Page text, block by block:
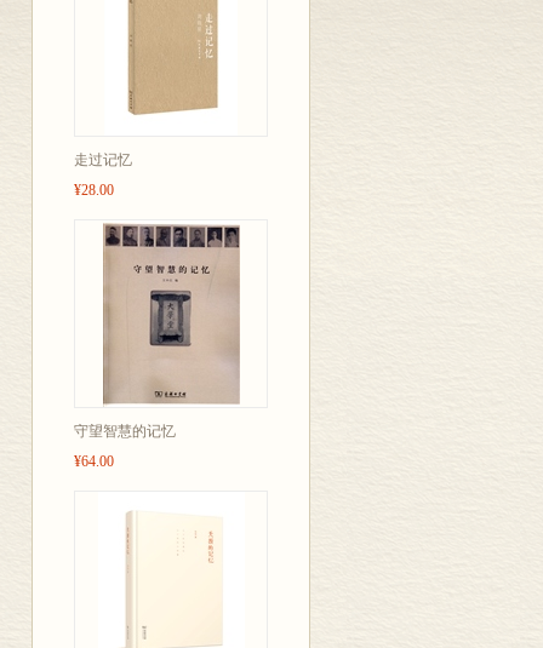
走过记忆
¥28.00
守望智慧的记忆
¥64.00